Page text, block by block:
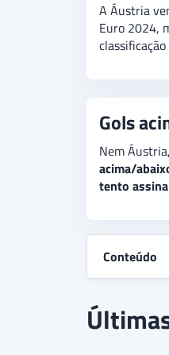
A Áustria
Euro 2024,
Gols
Nem
acima/
tento
Conteúdo